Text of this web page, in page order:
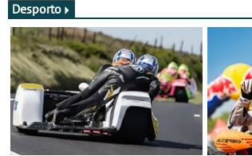
Desporto